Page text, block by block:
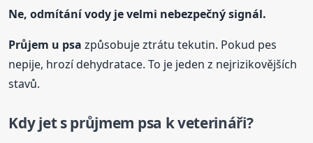
Ne, odmítání vody je velmi nebezpečný signál.
Průjem u psa způsobuje ztrátu tekutin. Pokud pes
nepije, hrozí dehydratace. To je jeden z nejrizikovějších
stavů.
Kdy jet s průjmem psa k veterináři?